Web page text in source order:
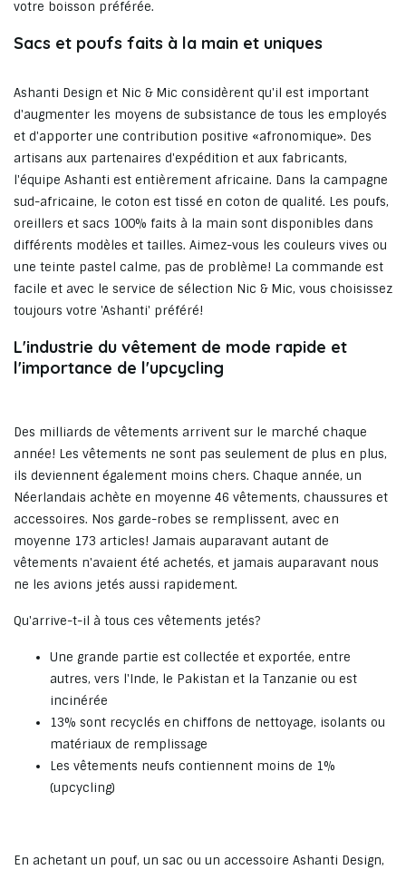
votre boisson préférée.
Sacs et poufs faits à la main et uniques
Ashanti Design et Nic & Mic considèrent qu'il est important
d'augmenter les moyens de subsistance de tous les employés
et d'apporter une contribution positive «afronomique». Des
artisans aux partenaires d'expédition et aux fabricants,
l'équipe Ashanti est entièrement africaine. Dans la campagne
sud-africaine, le coton est tissé en coton de qualité. Les poufs,
oreillers et sacs 100% faits à la main sont disponibles dans
différents modèles et tailles. Aimez-vous les couleurs vives ou
une teinte pastel calme, pas de problème! La commande est
facile et avec le service de sélection Nic & Mic, vous choisissez
toujours votre 'Ashanti' préféré!
L'industrie du vêtement de mode rapide et
l'importance de l'upcycling
Des milliards de vêtements arrivent sur le marché chaque
année! Les vêtements ne sont pas seulement de plus en plus,
ils deviennent également moins chers. Chaque année, un
Néerlandais achète en moyenne 46 vêtements, chaussures et
accessoires. Nos garde-robes se remplissent, avec en
moyenne 173 articles! Jamais auparavant autant de
vêtements n'avaient été achetés, et jamais auparavant nous
ne les avions jetés aussi rapidement.
Qu'arrive-t-il à tous ces vêtements jetés?
Une grande partie est collectée et exportée, entre
autres, vers l'Inde, le Pakistan et la Tanzanie ou est
incinérée
13% sont recyclés en chiffons de nettoyage, isolants ou
matériaux de remplissage
Les vêtements neufs contiennent moins de 1%
(upcycling)
En achetant un pouf, un sac ou un accessoire Ashanti Design,